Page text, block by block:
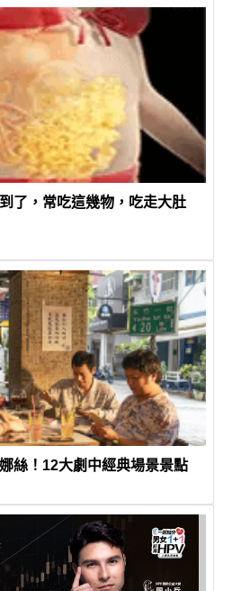
了，常吃這幾物，吃走大肚
絲！12大劇中經典場景景點